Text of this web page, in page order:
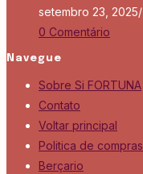
setembro 23, 2025/
0 Comentário
Navegue
Sobre Si FORTUNA
Contato
Voltar principal
Politica de compras
Berçario